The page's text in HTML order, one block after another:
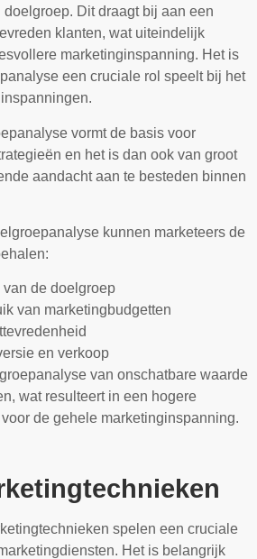
Dit draagt bij aan een
klanten, wat uiteindelijk
marketinginspanning. Het is
een cruciale rol speelt bij het
vormt de basis voor
en het is dan ook van groot
aandacht aan te besteden binnen
kunnen marketeers de
van de doelgroep
van marketingbudgetten
en verkoop
van onschatbare waarde
wat resulteert in een hogere
de gehele marketinginspanning.
spelen een cruciale
Het is belangrijk